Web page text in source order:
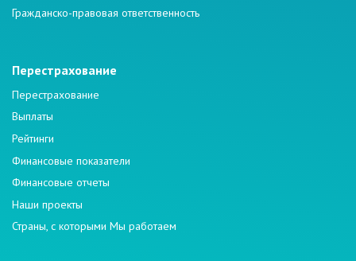
Гражданско-правовая ответственность
Перестрахование
Перестрахование
Выплаты
Рейтинги
Финансовые показатели
Финансовые отчеты
Наши проекты
Страны, с которыми Мы работаем